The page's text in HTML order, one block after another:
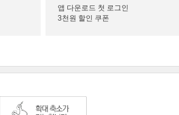
앱 다운로드 첫 로그인
3천원 할인 쿠폰